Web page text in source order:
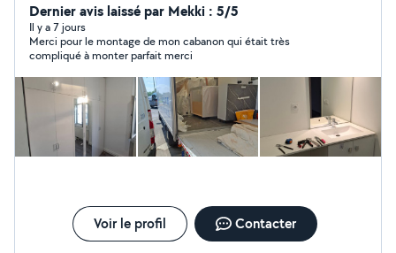
rapidement en période de forte chaleur _Camion
disponible pour transport et livraison de meubles et
matériel. Montage et démontage de mobilier (cuisines,
armoires, lits, tables). Services de peinture et plomberie
intérieure Avec des petits travaux _ Intervention rapide
_Travail propre et soigné _Prix raisonnables Disponible
rapidement. N'hésitez pas à me contacter.
Dernier avis laissé par Mekki : 5/5
Il y a 7 jours
Merci pour le montage de mon cabanon qui était très
compliqué à monter parfait merci
Voir le profil Contacter